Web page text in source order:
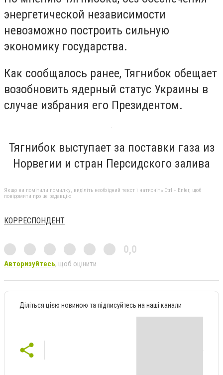
энергетической независимости
невозможно построить сильную
экономику государства.
Как сообщалось ранее, Тягнибок обещает
возобновить ядерный статус Украины в
случае избрания его Президентом.
Тягнибок выступает за поставки газа из
Норвегии и стран Персидского залива
Якщо ви помітили помилку, виділіть необхідний текст і натисніть Ctrl + Enter, щоб
повідомити про це редакцію
КОРРЕСПОНДЕНТ
0,0
Авторизуйтесь, щоб оцінити
Діліться цією новиною та підписуйтесь на наші канали